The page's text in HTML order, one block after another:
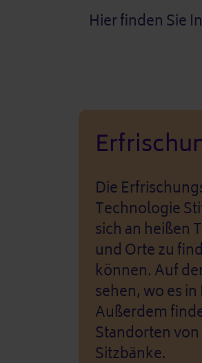
Hier finden Sie
Die
Technologie
sich an heißen
und Orte zu
können. Auf
sehen, wo es
Außerdem
Standorten
Sitzbänke.